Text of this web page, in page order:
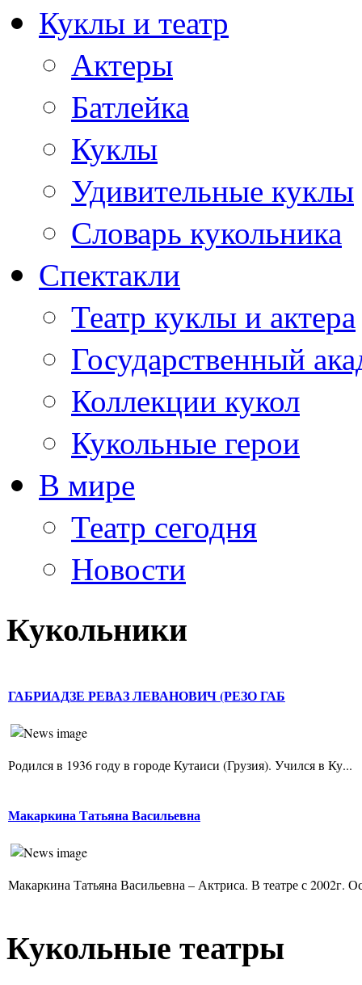
Куклы и театр
Актеры
Батлейка
Куклы
Удивительные куклы
Словарь кукольника
Спектакли
Театр куклы и актера
Государственный
Коллекции кукол
Кукольные герои
В мире
Театр сегодня
Новости
Кукольники
ГАБРИАДЗЕ РЕВАЗ ЛЕВАНОВИЧ (РЕЗО ГАБ
Родился в 1936 году в городе Кутаиси (Грузия). Учился в Ку...
Макаркина Татьяна Васильевна
Макаркина Татьяна Васильевна – Актриса. В театре с 2002г.
Кукольные театры